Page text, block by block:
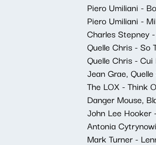
Piero Umiliani -
Piero Umiliani -
Charles Stepney
Quelle Chris - So
Quelle Chris -
Jean Grae,
The LOX - Think
Danger Mouse,
John Lee
Antonia
Mark Turner -